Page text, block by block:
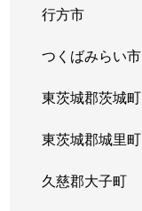
行方市
つくばみらい市
東茨城郡茨城町
東茨城郡城里町
久慈郡大子町